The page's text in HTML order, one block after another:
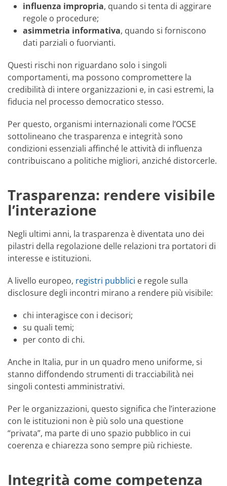
influenza impropria, quando si tenta di aggirare
regole o procedure;
asimmetria informativa, quando si forniscono
dati parziali o fuorvianti.
Questi rischi non riguardano solo i singoli
comportamenti, ma possono compromettere la
credibilità di intere organizzazioni e, in casi estremi, la
fiducia nel processo democratico stesso.
Per questo, organismi internazionali come l’OCSE
sottolineano che trasparenza e integrità sono
condizioni essenziali affinché le attività di influenza
contribuiscano a politiche migliori, anziché distorcerle.
Trasparenza: rendere visibile
l’interazione
Negli ultimi anni, la trasparenza è diventata uno dei
pilastri della regolazione delle relazioni tra portatori di
interesse e istituzioni.
A livello europeo, registri pubblici e regole sulla
disclosure degli incontri mirano a rendere più visibile:
chi interagisce con i decisori;
su quali temi;
per conto di chi.
Anche in Italia, pur in un quadro meno uniforme, si
stanno diffondendo strumenti di tracciabilità nei
singoli contesti amministrativi.
Per le organizzazioni, questo significa che l’interazione
con le istituzioni non è più solo una questione
“privata”, ma parte di uno spazio pubblico in cui
coerenza e chiarezza sono sempre più richieste.
Integrità come competenza